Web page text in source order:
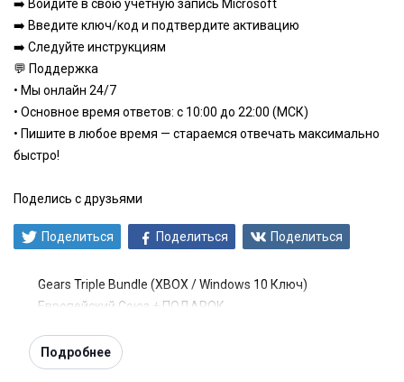
➡️ Войдите в свою учетную запись Microsoft
➡️ Введите ключ/код и подтвердите активацию
➡️ Следуйте инструкциям
💬 Поддержка
• Мы онлайн 24/7
• Основное время ответов: с 10:00 до 22:00 (МСК)
• Пишите в любое время — стараемся отвечать максимально
быстро!
Поделись с друзьями
Поделиться Поделиться Поделиться
Gears Triple Bundle (XBOX / Windows 10 Ключ)
Европейский Союз + ПОДАРОК
Подробнее